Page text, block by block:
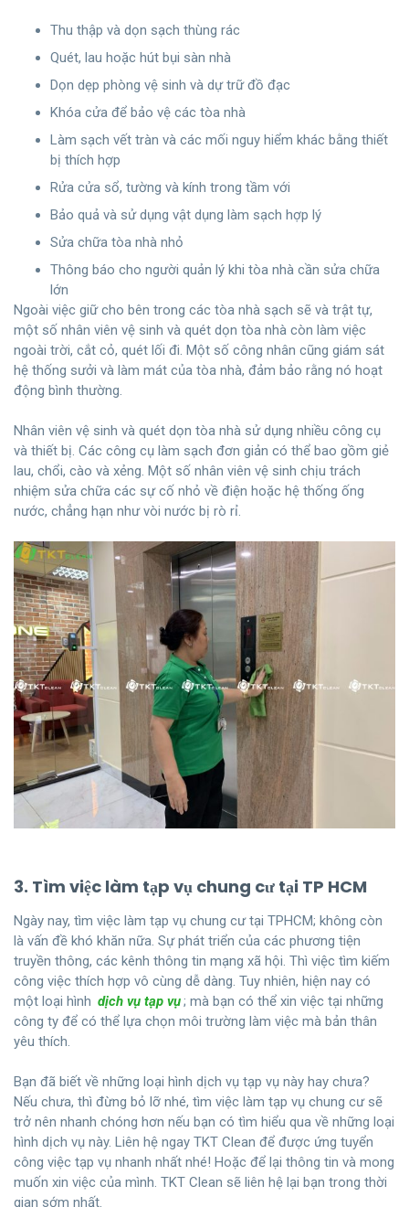
Thu thập và dọn sạch thùng rác
Quét, lau hoặc hút bụi sàn nhà
Dọn dẹp phòng vệ sinh và dự trữ đồ đạc
Khóa cửa để bảo vệ các tòa nhà
Làm sạch vết tràn và các mối nguy hiểm khác bằng thiết
bị thích hợp
Rửa cửa sổ, tường và kính trong tầm với
Bảo quả và sử dụng vật dụng làm sạch hợp lý
Sửa chữa tòa nhà nhỏ
Thông báo cho người quản lý khi tòa nhà cần sửa chữa
lớn
Ngoài việc giữ cho bên trong các tòa nhà sạch sẽ và trật tự,
một số nhân viên vệ sinh và quét dọn tòa nhà còn làm việc
ngoài trời, cắt cỏ, quét lối đi. Một số công nhân cũng giám sát
hệ thống sưởi và làm mát của tòa nhà, đảm bảo rằng nó hoạt
động bình thường.
Nhân viên vệ sinh và quét dọn tòa nhà sử dụng nhiều công cụ
và thiết bị. Các công cụ làm sạch đơn giản có thể bao gồm giẻ
lau, chổi, cào và xẻng. Một số nhân viên vệ sinh chịu trách
nhiệm sửa chữa các sự cố nhỏ về điện hoặc hệ thống ống
nước, chẳng hạn như vòi nước bị rò rỉ.
3. Tìm việc làm tạp vụ chung cư tại TP HCM
Ngày nay, tìm việc làm tạp vụ chung cư tại TPHCM; không còn
là vấn đề khó khăn nữa. Sự phát triển của các phương tiện
truyền thông, các kênh thông tin mạng xã hội. Thì việc tìm kiếm
công việc thích hợp vô cùng dễ dàng. Tuy nhiên, hiện nay có
một loại hình dịch vụ tạp vụ; mà bạn có thể xin việc tại những
công ty để có thể lựa chọn môi trường làm việc mà bản thân
yêu thích.
Bạn đã biết về những loại hình dịch vụ tạp vụ này hay chưa?
Nếu chưa, thì đừng bỏ lỡ nhé, tìm việc làm tạp vụ chung cư sẽ
trở nên nhanh chóng hơn nếu bạn có tìm hiểu qua về những loại
hình dịch vụ này. Liên hệ ngay TKT Clean để được ứng tuyển
công việc tạp vụ nhanh nhất nhé! Hoặc để lại thông tin và mong
muốn xin việc của mình. TKT Clean sẽ liên hệ lại bạn trong thời
gian sớm nhất.